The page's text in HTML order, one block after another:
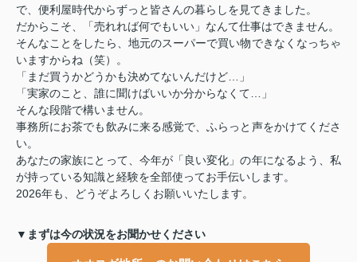
で、便利屋時代からずっと皆さんの暮らしを見てきました。
だからこそ、「売れれば何でもいい」なんて仕事はできません。
そんなことをしたら、地元のスーパーで買い物できなくなっちゃ
いますからね（笑）。
「まだ買うかどうかも決めてないんだけど…」
「実家のこと、誰に聞けばいいか分からなくて…」
そんな段階で構いません。
事務所にお茶でも飲みに来る感覚で、ふらっと声をかけてくださ
い。
あなたの家族にとって、今年が「良い変化」の年になるよう、私
が持っている知識と経験を全部使ってお手伝いします。
2026年も、どうぞよろしくお願いいたします。
▼まずは今の状況をお聞かせください